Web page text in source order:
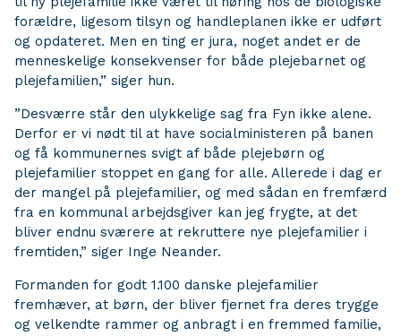
forældre, ligesom tilsyn og handleplanen ikke er udført
og opdateret. Men en ting er jura, noget andet er de
menneskelige konsekvenser for både plejebarnet og
plejefamilien,” siger hun.
”Desværre står den ulykkelige sag fra Fyn ikke alene.
Derfor er vi nødt til at have socialministeren på banen
og få kommunernes svigt af både plejebørn og
plejefamilier stoppet en gang for alle. Allerede i dag er
der mangel på plejefamilier, og med sådan en fremfærd
fra en kommunal arbejdsgiver kan jeg frygte, at det
bliver endnu sværere at rekruttere nye plejefamilier i
fremtiden,” siger Inge Neander.
Formanden for godt 1.100 danske plejefamilier
fremhæver, at børn, der bliver fjernet fra deres trygge
og velkendte rammer og anbragt i en fremmed familie,